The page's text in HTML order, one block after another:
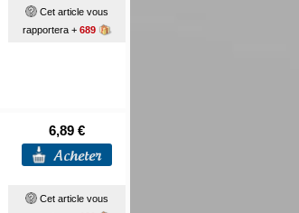
Cet article vous
rapportera + 689
6,89 €
Cet article vous